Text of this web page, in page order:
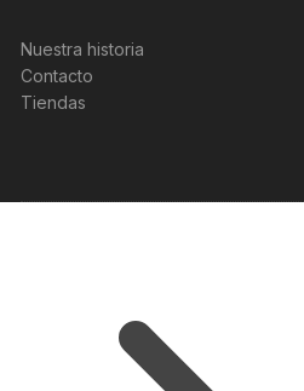
Nuestra historia
Contacto
Tiendas